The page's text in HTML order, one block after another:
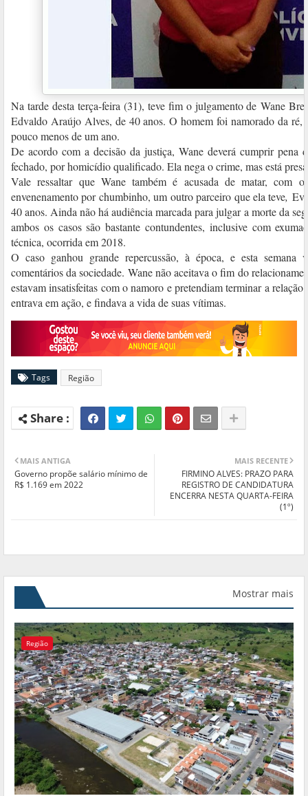
Na tarde desta terça-feira (31), teve fim o julgamento de Wane
Edvaldo Araújo Alves, de 40 anos. O homem foi namorado da ré,
pouco menos de um ano.
De acordo com a decisão da justiça, Wane deverá cumprir pena
fechado, por homicídio qualificado. Ela nega o crime, mas está
Vale ressaltar que Wane também é acusada de matar, com
envenenamento por chumbinho, um outro parceiro que ela teve,
40 anos. Ainda não há audiência marcada para julgar a morte da
ambos os casos são bastante contundentes, inclusive com
técnica, ocorrida em 2018.
O caso ganhou grande repercussão, à época, e esta semana
comentários da sociedade. Wane não aceitava o fim do
estavam insatisfeitas com o namoro e pretendiam terminar a
entrava em ação, e findava a vida de suas vítimas.
Tags Região
MAIS RECENTE
FIRMINO ALVES: PRAZO PARA
REGISTRO DE CANDIDATURA
ENCERRA NESTA QUARTA-FEIRA
(1º)
MAIS ANTIGA
Governo propõe salário mínimo de
R$ 1.169 em 2022
Mostrar mais
Região